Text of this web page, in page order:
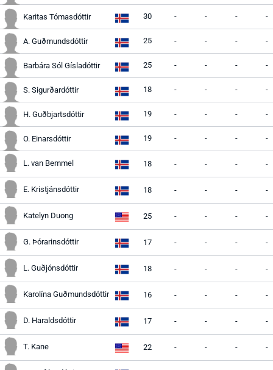
Karitas Tómasdóttir 30 - - - -
A. Guðmundsdóttir 25 - - - -
Barbára Sól Gísladóttir 25 - - - -
S. Sigurðardóttir 18 - - - -
H. Guðbjartsdóttir 19 - - - -
O. Einarsdóttir 19 - - - -
L. van Bemmel 18 - - - -
E. Kristjánsdóttir 18 - - - -
Katelyn Duong 25 - - - -
G. Þórarinsdóttir 17 - - - -
L. Guðjónsdóttir 18 - - - -
Karolína Guðmundsdóttir 16 - - - -
D. Haraldsdóttir 17 - - - -
T. Kane 22 - - - -